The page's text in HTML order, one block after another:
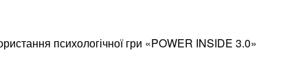
психологічної гри «POWER INSIDE 3.0»